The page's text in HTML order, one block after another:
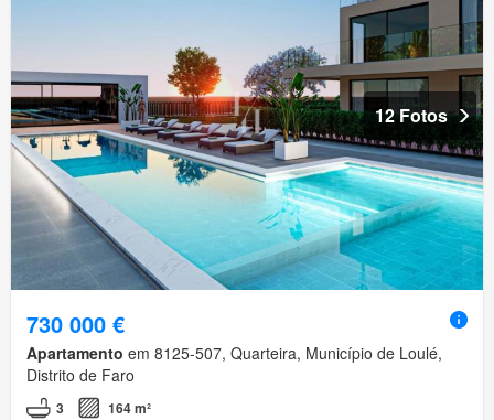
12 Fotos
730 000 €
Apartamento em 8125-507, Quarteira, Município de Loulé,
Distrito de Faro
3 164 m²